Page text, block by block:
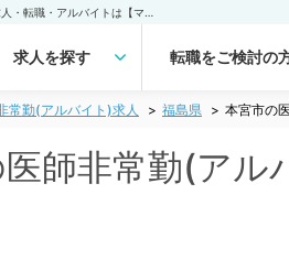
求人を探す 転職をご検討の
常勤(アルバイト)求人 福島県 本宮市の
師非常勤(アル